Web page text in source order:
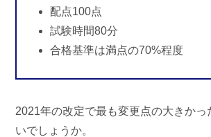
配点100点
試験時間80分
合格基準は満点の70%程度
2021年の改定で最も変更点の大きかっ
いでしょうか。